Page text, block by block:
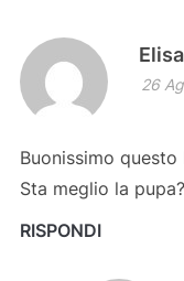
Elisa
26
Buonissimo questo
Sta meglio la pupa?
RISPONDI